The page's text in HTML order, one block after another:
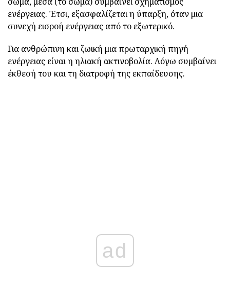
ενέργειας. Έτσι, εξασφαλίζεται η ύπαρξη, όταν μια
συνεχή εισροή ενέργειας από το εξωτερικό.
Για ανθρώπινη και ζωική μια πρωταρχική πηγή
ενέργειας είναι η ηλιακή ακτινοβολία. Λόγω συμβαίνει
έκθεσή του και τη διατροφή της εκπαίδευσης.
ad